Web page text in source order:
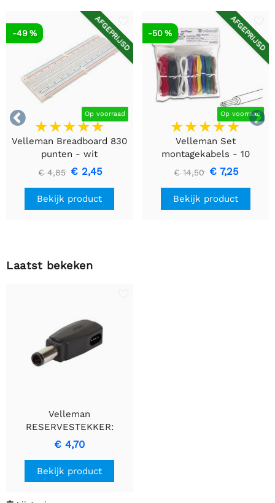


AFGEPRIJSD
Op voorraad
-49 %
Velleman Breadboard 830
punten - wit
€ 4,85 € 2,45
Bekijk product
AFGEPRIJSD
Op voorraad
-50 %
Velleman Set
montagekabels - 10
kleuren - 60m - flexibele
kern (multi core)
€ 14,50 € 7,25
Bekijk product
Laatst bekeken
Velleman
RESERVESTEKKER:
Robuuste Oplossing voor
Voortdurende Verbinding
€ 4,70
Bekijk product